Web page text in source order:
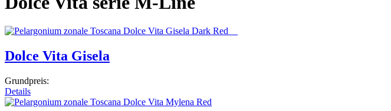
Dolce Vita Gisela
Grundpreis:
Details